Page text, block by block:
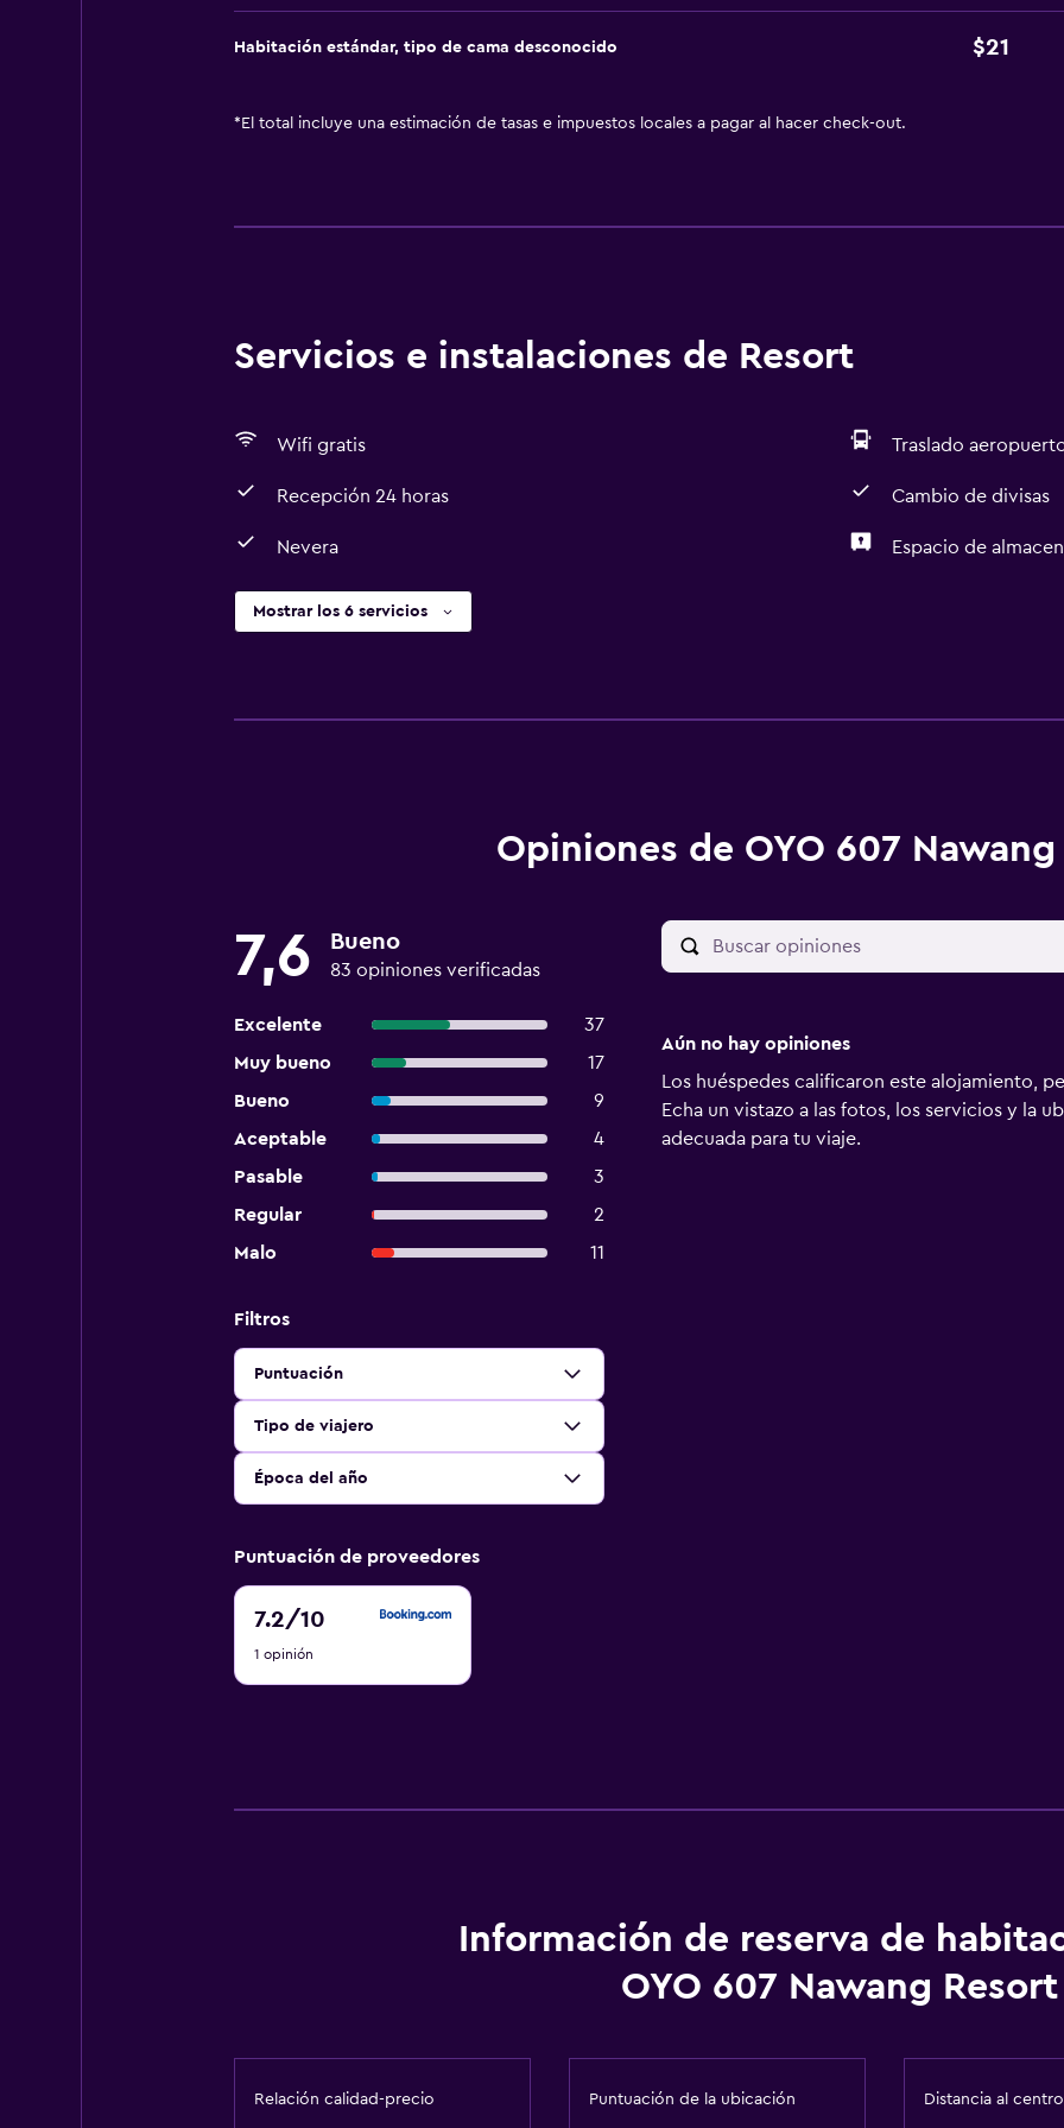
Habitación estándar, tipo de cama desconocido $21
* El total incluye una estimación de tasas e impuestos locales a pagar al hacer check-out.
Servicios e instalaciones de Resort
Wifi gratis Traslado
Recepción 24 horas Cambio de divisas
Nevera Espacio de
Mostrar los 6 servicios
Opiniones de OYO 607
7,6 Bueno
83 opiniones verificadas
Excelente
37
Muy bueno
17
Bueno
9
Aceptable
4
Pasable
3
Regular
2
Malo
11
Filtros
Puntuación
Tipo de viajero
Época del año
Puntuación de proveedores
7.2/10
7.2
10
1 opinión
Aún no hay opiniones
Los huéspedes calificaron este alojamiento,
Echa un vistazo a las fotos, los servicios y la
adecuada para tu viaje.
Información de reserva de
OYO 607 Nawang Resort
Relación calidad-precio Puntuación de la ubicación Distancia al centro